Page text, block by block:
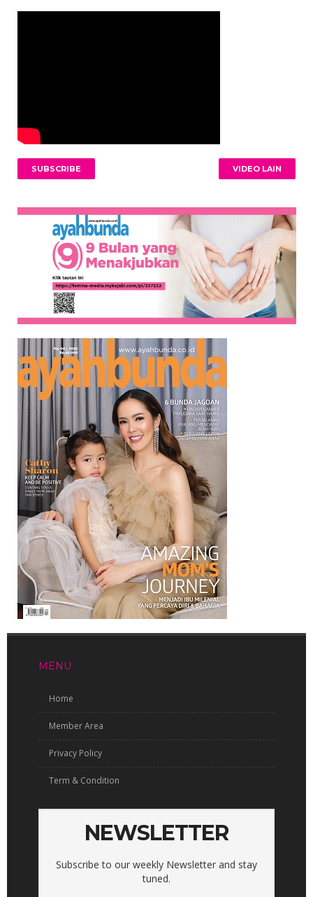
SUBSCRIBE VIDEO LAIN
MENU
Home
Member Area
Privacy Policy
Term & Condition
NEWSLETTER
Subscribe to our weekly Newsletter and stay
tuned.